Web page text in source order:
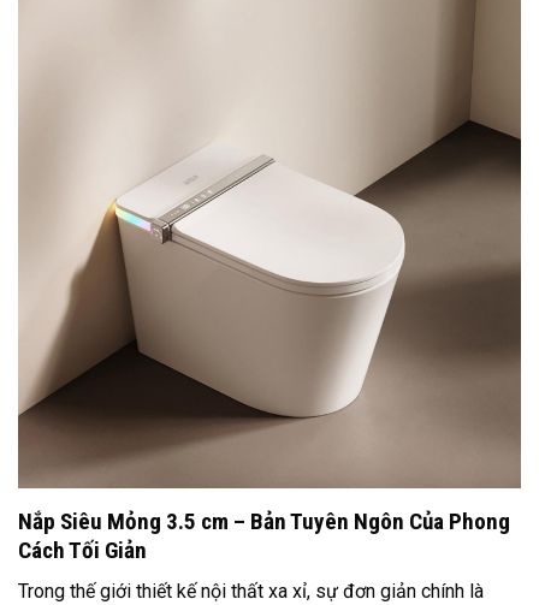
Nắp Siêu Mỏng 3.5 cm – Bản Tuyên Ngôn Của Phong
Cách Tối Giản
Trong thế giới thiết kế nội thất xa xỉ, sự đơn giản chính là